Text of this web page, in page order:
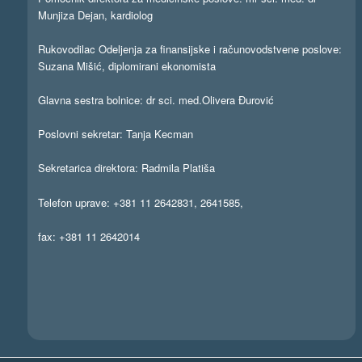
Munjiza Dejan, kardiolog
Rukovodilac Odeljenja za finansijske i računovodstvene poslove:
Suzana Mišić, diplomirani ekonomista
Glavna sestra bolnice: dr sci. med.Olivera Đurović
Poslovni sekretar: Tanja Kecman
Sekretarica direktora: Radmila Platiša
Telefon uprave: +381 11 2642831, 2641585,
fax: +381 11 2642014